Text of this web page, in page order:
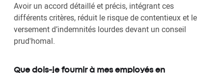
Avoir un accord détaillé et précis, intégrant ces
différents critères, réduit le risque de contentieux et le
versement d’indemnités lourdes devant un conseil
prud'homal.
Que dois-je fournir à mes employés en